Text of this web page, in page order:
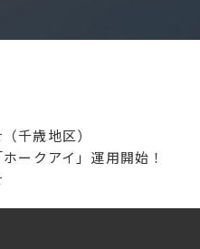
千歳地区）
ークアイ」運用開始！